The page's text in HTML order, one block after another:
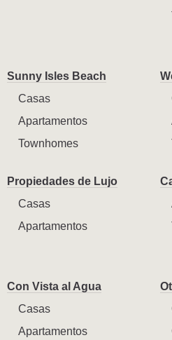
Sunny Isles Beach
Casas
Apartamentos
Townhomes
Propiedades de Lujo
Casas
Apartamentos
Con Vista al Agua
Casas
Apartamentos